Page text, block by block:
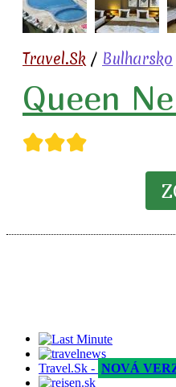
Travel.Sk / Bulharsko
Queen
★★★
Travel.Sk - NOVÁ